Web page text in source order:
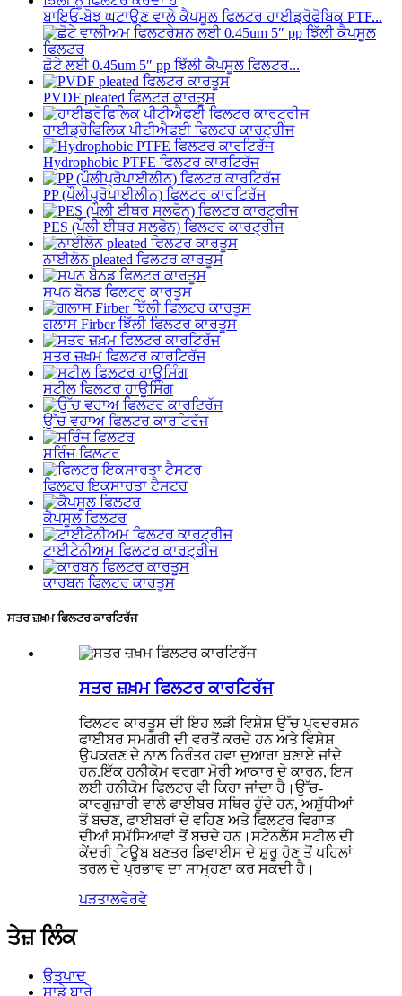
ਬਾਇਓ-ਬੋਝ ਘਟਾਉਣ ਵਾਲੇ ਕੈਪਸੂਲ ਫਿਲਟਰ ਹਾਈਡ੍ਰੋਫੋਬਿਕ PTF...
ਛੋਟੇ ਲਈ 0.45um 5″ pp ਝਿੱਲੀ ਕੈਪਸੂਲ ਫਿਲਟਰ...
PVDF pleated ਫਿਲਟਰ ਕਾਰਤੂਸ
ਹਾਈਡ੍ਰੋਫਿਲਿਕ ਪੀਟੀਐਫਈ ਫਿਲਟਰ ਕਾਰਟ੍ਰੀਜ
Hydrophobic PTFE ਫਿਲਟਰ ਕਾਰਟਿਰੱਜ
PP (ਪੌਲੀਪ੍ਰੋਪਾਈਲੀਨ) ਫਿਲਟਰ ਕਾਰਟਿਰੱਜ
PES (ਪੌਲੀ ਈਥਰ ਸਲਫੋਨ) ਫਿਲਟਰ ਕਾਰਟ੍ਰੀਜ
ਨਾਈਲੋਨ pleated ਫਿਲਟਰ ਕਾਰਤੂਸ
ਸਪਨ ਬੋਨਡ ਫਿਲਟਰ ਕਾਰਤੂਸ
ਗਲਾਸ Firber ਝਿੱਲੀ ਫਿਲਟਰ ਕਾਰਤੂਸ
ਸਤਰ ਜ਼ਖ਼ਮ ਫਿਲਟਰ ਕਾਰਟਿਰੱਜ
ਸਟੀਲ ਫਿਲਟਰ ਹਾਊਸਿੰਗ
ਉੱਚ ਵਹਾਅ ਫਿਲਟਰ ਕਾਰਟਿਰੱਜ
ਸਰਿੰਜ ਫਿਲਟਰ
ਫਿਲਟਰ ਇਕਸਾਰਤਾ ਟੈਸਟਰ
ਕੈਪਸੂਲ ਫਿਲਟਰ
ਟਾਈਟੇਨੀਅਮ ਫਿਲਟਰ ਕਾਰਟ੍ਰੀਜ
ਕਾਰਬਨ ਫਿਲਟਰ ਕਾਰਤੂਸ
ਸਤਰ ਜ਼ਖ਼ਮ ਫਿਲਟਰ ਕਾਰਟਿਰੱਜ
ਸਤਰ ਜ਼ਖ਼ਮ ਫਿਲਟਰ ਕਾਰਟਿਰੱਜ
ਫਿਲਟਰ ਕਾਰਤੂਸ ਦੀ ਇਹ ਲੜੀ ਵਿਸ਼ੇਸ਼ ਉੱਚ ਪ੍ਰਦਰਸ਼ਨ
ਫਾਈਬਰ ਸਮਗਰੀ ਦੀ ਵਰਤੋਂ ਕਰਦੇ ਹਨ ਅਤੇ ਵਿਸ਼ੇਸ਼
ਉਪਕਰਣ ਦੇ ਨਾਲ ਨਿਰੰਤਰ ਹਵਾ ਦੁਆਰਾ ਬਣਾਏ ਜਾਂਦੇ
ਹਨ.ਇੱਕ ਹਨੀਕੋਮ ਵਰਗਾ ਮੋਰੀ ਆਕਾਰ ਦੇ ਕਾਰਨ, ਇਸ
ਲਈ ਹਨੀਕੋਮ ਫਿਲਟਰ ਵੀ ਕਿਹਾ ਜਾਂਦਾ ਹੈ।ਉੱਚ-
ਕਾਰਗੁਜ਼ਾਰੀ ਵਾਲੇ ਫਾਈਬਰ ਸਥਿਰ ਹੁੰਦੇ ਹਨ, ਅਸ਼ੁੱਧੀਆਂ
ਤੋਂ ਬਚਣ, ਫਾਈਬਰਾਂ ਦੇ ਵਹਿਣ ਅਤੇ ਫਿਲਟਰ ਵਿਗਾੜ
ਦੀਆਂ ਸਮੱਸਿਆਵਾਂ ਤੋਂ ਬਚਦੇ ਹਨ।ਸਟੇਨਲੈੱਸ ਸਟੀਲ ਦੀ
ਕੇਂਦਰੀ ਟਿਊਬ ਬਣਤਰ ਡਿਵਾਈਸ ਦੇ ਸ਼ੁਰੂ ਹੋਣ ਤੋਂ ਪਹਿਲਾਂ
ਤਰਲ ਦੇ ਪ੍ਰਭਾਵ ਦਾ ਸਾਮ੍ਹਣਾ ਕਰ ਸਕਦੀ ਹੈ।
ਪੜਤਾਲਵੇਰਵੇ
ਤੇਜ਼ ਲਿੰਕ
ਉਤਪਾਦ
ਸਾਡੇ ਬਾਰੇ